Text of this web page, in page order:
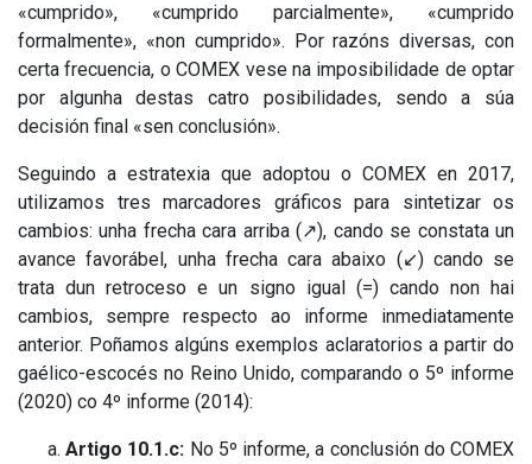
«cumprido», «cumprido parcialmente», «cumprido
formalmente», «non cumprido». Por razóns diversas, con
certa frecuencia, o COMEX vese na imposibilidade de optar
por algunha destas catro posibilidades, sendo a súa
decisión final «sen conclusión».
Seguindo a estratexia que adoptou o COMEX en 2017,
utilizamos tres marcadores gráficos para sintetizar os
cambios: unha frecha cara arriba (↗), cando se constata un
avance favorábel, unha frecha cara abaixo (↙) cando se
trata dun retroceso e un signo igual (=) cando non hai
cambios, sempre respecto ao informe inmediatamente
anterior. Poñamos algúns exemplos aclaratorios a partir do
gaélico-escocés no Reino Unido, comparando o 5º informe
(2020) co 4º informe (2014):
Artigo 10.1.c: No 5º informe, a conclusión do COMEX